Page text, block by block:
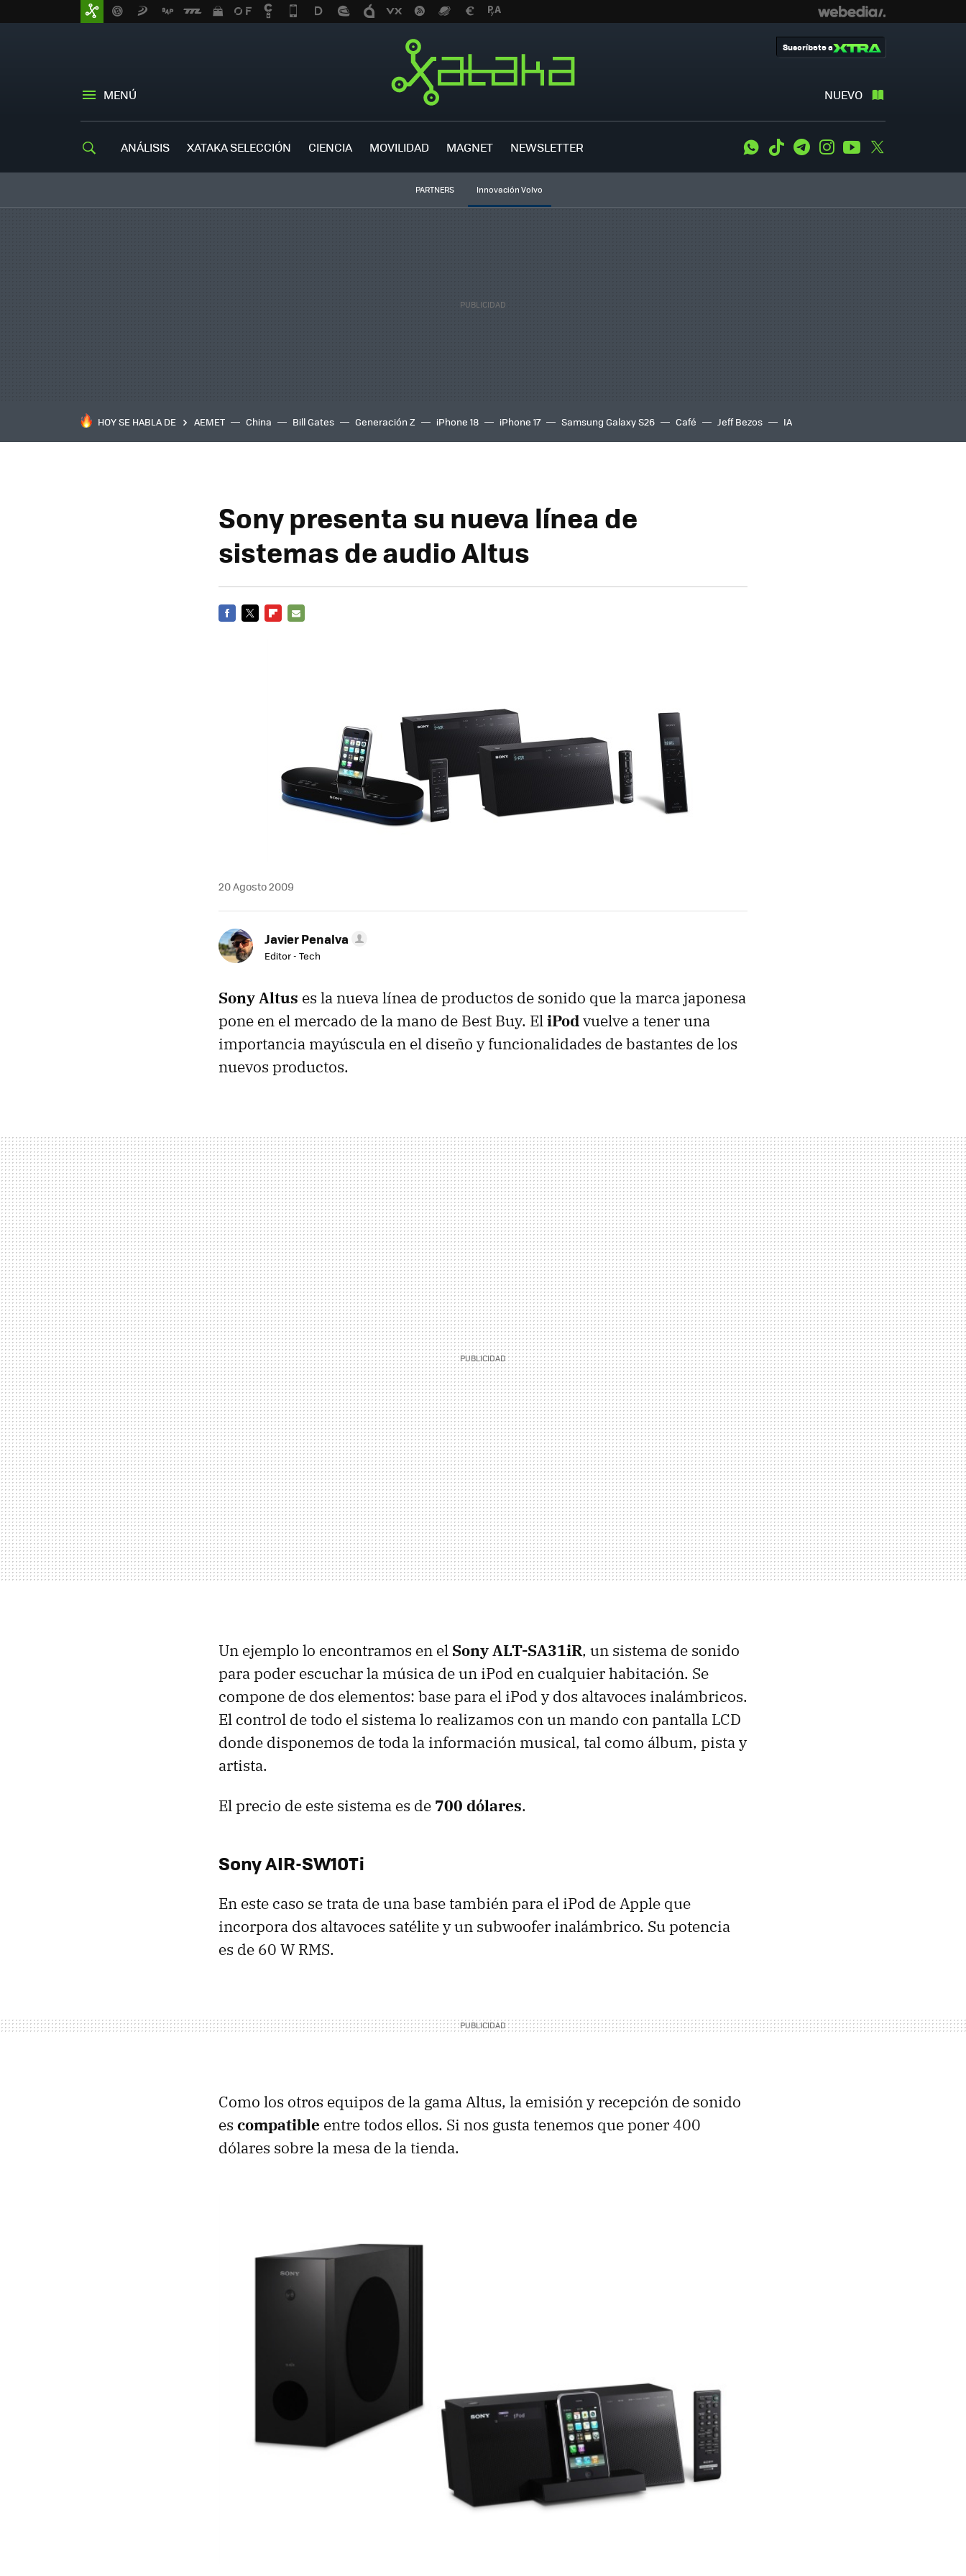
MENÚ NUEVO
Suscríbete a
ANÁLISIS XATAKA SELECCIÓN CIENCIA MOVILIDAD MAGNET NEWSLETTER WhatsApp
Tiktok TelegramInstagramYoutube
PARTNERS Innovación Volvo
HOY SE HABLA DE AEMET China Bill Gates Generación Z iPhone 18 iPhone 17 Samsung Galaxy S26 Café Jeff Bezos IA
Sony presenta su nueva línea de
sistemas de audio Altus
20 Agosto 2009
Javier Penalva
Editor - Tech
Sony Altus es la nueva línea de productos de sonido que la marca japonesa
pone en el mercado de la mano de Best Buy. EliPodvuelve a tener una
importancia mayúscula en el diseño y funcionalidades de bastantes de los
nuevos productos.
Un ejemplo lo encontramos en el Sony ALT-SA31iR, un sistema de sonido
para poder escuchar la música de un iPod en cualquier habitación. Se
compone de dos elementos: base para el iPod y dos altavoces inalámbricos.
El control de todo el sistema lo realizamos con un mando con pantalla LCD
donde disponemos de toda la información musical, tal como álbum, pista y
artista.
El precio de este sistema es de 700 dólares.
Sony AIR-SW10Ti
En este caso se trata de una base también para el iPod de Apple que
incorpora dos altavoces satélite y un subwoofer inalámbrico. Su potencia
es de 60 W RMS.
Como los otros equipos de la gama Altus, la emisión y recepción de sonido
es compatible entre todos ellos. Si nos gusta tenemos que poner 400
dólares sobre la mesa de la tienda.